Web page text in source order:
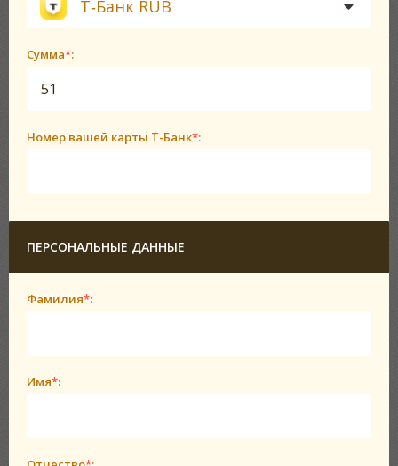
Т‑Банк RUB
Сумма*:
Номер вашей карты Т-Банк*:
ПЕРСОНАЛЬНЫЕ ДАННЫЕ
Фамилия*:
Имя*: